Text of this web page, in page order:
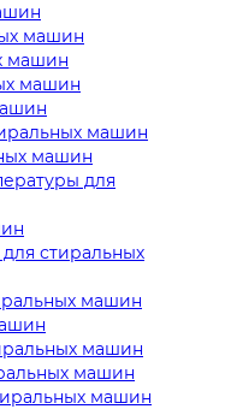
машин
машин
машин
машин
машин
для
стиральных
машин
машин
машин
машин